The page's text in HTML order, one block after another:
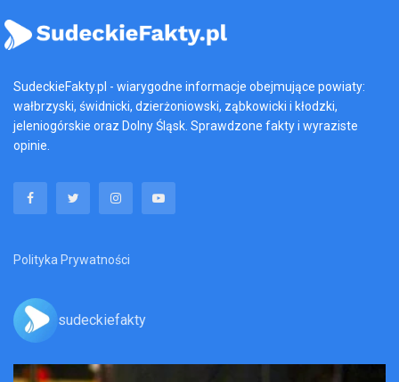
SudeckieFakty.pl - wiarygodne informacje obejmujące powiaty:
wałbrzyski, świdnicki, dzierżoniowski, ząbkowicki i kłodzki,
jeleniogórskie oraz Dolny Śląsk. Sprawdzone fakty i wyraziste
opinie.
Polityka Prywatności
sudeckiefakty